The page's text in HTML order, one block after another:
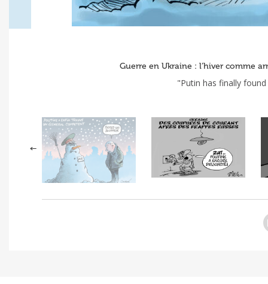
Guerre en Ukraine : l’hiver comme
"Putin has finally